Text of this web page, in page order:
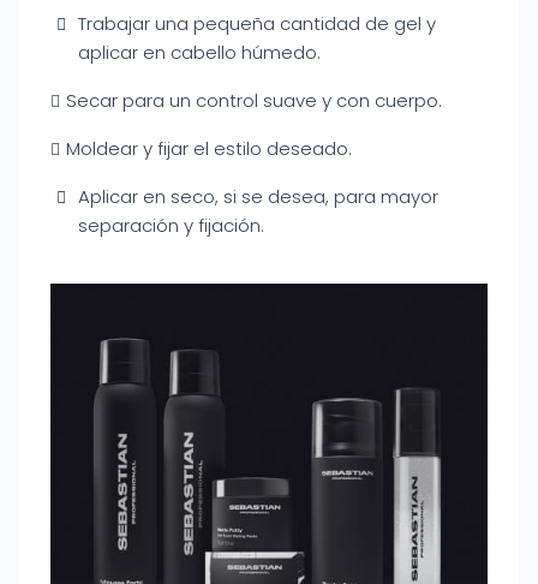
Trabajar una pequeña cantidad de gel y
aplicar en cabello húmedo.
Secar para un control suave y con cuerpo.
Moldear y fijar el estilo deseado.
Aplicar en seco, si se desea, para mayor
separación y fijación.